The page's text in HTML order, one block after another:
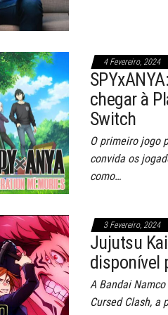
4 Fevereiro, 2024
chegar à
Switch
O primeiro jogo
convida os
como…
3 Fevereiro, 2024
Jujutsu
disponível
A Bandai
Cursed Clash, a